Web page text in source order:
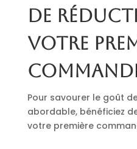
de
votre
Pour savourer le goût
abordable, bénéficiez
votre première